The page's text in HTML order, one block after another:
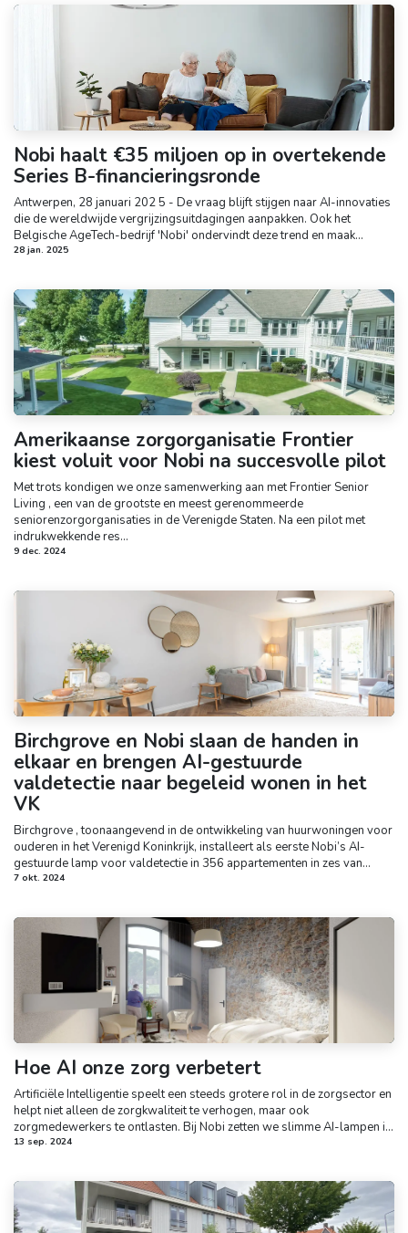
Nobi haalt €35 miljoen op in overtekende
Series B-financieringsronde
Antwe​rpe​n, 28 januari 202 5 - De vraag blijft stijgen naar AI-innovaties
di​e de wereldwijde vergrijzingsuitdagingen aanpakken. Ook het
Belgische AgeTech-bedrijf 'Nobi' ondervindt deze trend en maak...
28 jan. 2025
Amerikaanse zorgorganisatie Frontier
kiest voluit voor Nobi na succesvolle pilot
Met trots kondigen we onze samenwerking aan met Frontier Senior
Living , een van de grootste en meest gerenommeerde
seniorenzorgorganisaties in de Verenigde Staten. Na een pilot met
indrukwekkende res...
9 dec. 2024
Birchgrove en Nobi slaan de handen in
elkaar en brengen AI-gestuurde
valdetectie naar begeleid wonen in het
VK
Birchgrove , toonaangevend in de ontwikkeling van huurwoningen voor
ouderen in het Verenigd Koninkrijk, installeert als eerste Nobi’s AI-
gestuurde lamp voor valdetectie in 356 appartementen in zes van...
7 okt. 2024
Hoe AI onze zorg verbetert
Artificiële Intelligentie speelt een steeds grotere rol in de zorgsector en
helpt niet alleen de zorgkwaliteit te verhogen, maar ook
zorgmedewerkers te ontlasten. Bij Nobi zetten we slimme AI-lampen i...
13 sep. 2024